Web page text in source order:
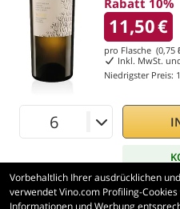
Rabatt 10%
11,50€
pro Flasche (0,75
Inkl. MwSt.
Niedrigster Preis:
Vorbehaltlich Ihrer ausdrücklichen
verwendet Vino.com Profiling-
Informationen und Werbung